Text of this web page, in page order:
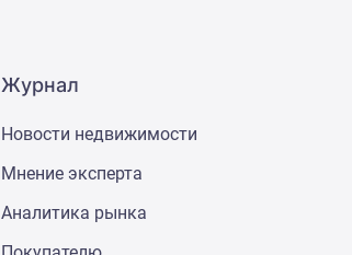
Журнал
Новости недвижимости
Мнение эксперта
Аналитика рынка